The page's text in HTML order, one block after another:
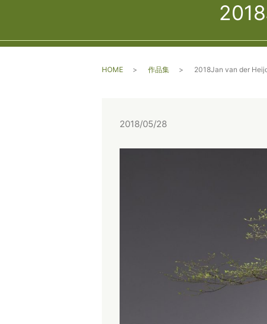
HOME 作品集 2018Jan van der
2018/05/28